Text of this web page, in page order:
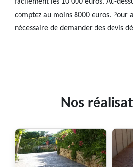
facilement les 10 000 euros. Au-
comptez au moins 8000 euros.
nécessaire de demander des devis
Nos